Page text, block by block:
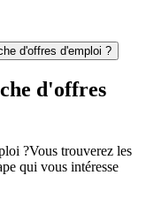
d'offres d'emploi ?
d'offres
?Vous trouverez les
qui vous intéresse